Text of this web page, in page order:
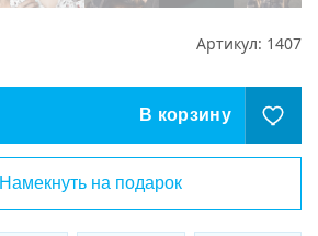
Артикул: 1407
В корзину
Намекнуть на подарок